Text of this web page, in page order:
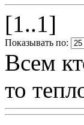
[1..1]
Показывать по:
Всем
то